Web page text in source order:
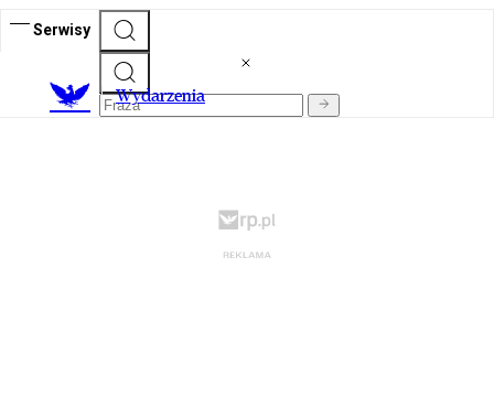
Serwisy
Wydarzenia